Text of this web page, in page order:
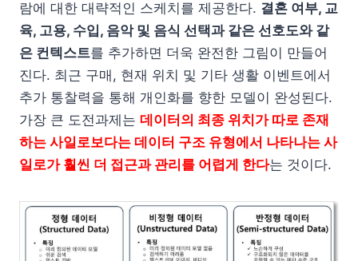
람에 대한 대략적인 스케치를 제공한다. 결혼 여부, 교
육, 고용, 수입, 음악 및 음식 선택과 같은 선호도와 같
은 컨텍스트를 추가하면 더욱 완전한 그림이 만들어
진다. 최근 구매, 현재 위치 및 기타 생활 이벤트에서
추가 통찰력을 통해 개인화를 향한 모델이 완성된다.
가장 큰 도전과제는 데이터의 최종 위치가 따로 존재
하는 사일로보다는 데이터 구조 유형에서 나타나는 사
일로가 훨씬 더 접근과 관리를 어렵게 한다는 것이다.